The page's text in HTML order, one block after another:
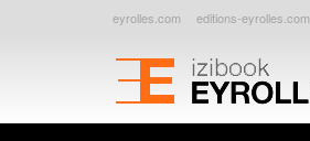
eyrolles.com editions-eyrolles.com